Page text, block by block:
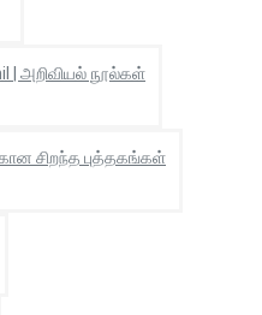
| அறிவியல் நூல்கள்
சிறந்த புத்தகங்கள்